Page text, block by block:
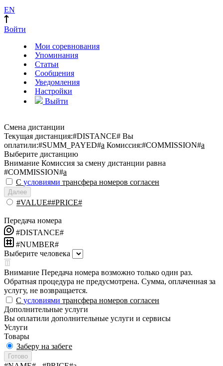
EN
Войти
Мои соревнования
Упоминания
Статьи
Сообщения
Уведомления
Настройки
Выйти
Смена дистанции
Текущая дистанция:#DISTANCE# Вы
оплатили:#SUMM_PAYED#a Комиссия:#COMMISSION#a
Выберите дистанцию
Внимание Комиссия за смену дистанции равна
#COMMISSION#a
С условиями трансфера номеров согласен
Далее
#VALUE##PRICE#
Передача номера
#DISTANCE#
#NUMBER#
Выберите человека
Внимание Передача номера возможно только один раз.
Обратная процедура не предусмотрена. Сумма, оплаченная за
услугу, не возвращается.
С условиями трансфера номеров согласен
Дополнительные услуги
Вы оплатили дополнительные услуги и сервисы
Услуги
Товары
Заберу на забеге
Готово